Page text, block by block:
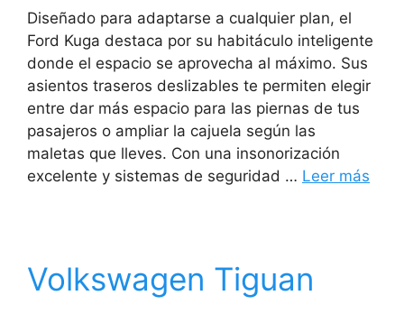
Diseñado para adaptarse a cualquier plan, el
Ford Kuga destaca por su habitáculo inteligente
donde el espacio se aprovecha al máximo. Sus
asientos traseros deslizables te permiten elegir
entre dar más espacio para las piernas de tus
pasajeros o ampliar la cajuela según las
maletas que lleves. Con una insonorización
excelente y sistemas de seguridad … Leer más
Volkswagen Tiguan